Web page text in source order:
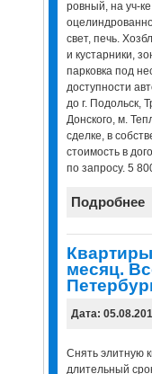
ровный, на уч-
свет, печь.
и кустарники,
парковка под
доступности
до г. Подольск,
Донского, м.
сделке, в
стоимость в
по запросу. 5
Подробнее
месяц.
Дата:
Снять элитную
длительный